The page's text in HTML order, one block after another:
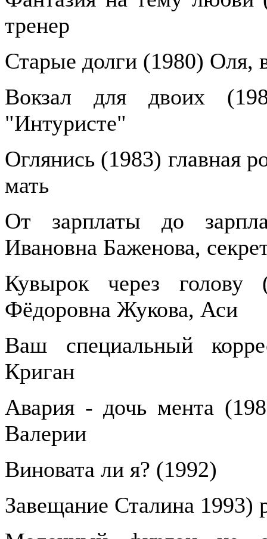
тренер
Старые долги (1980) Оля,
Вокзал для двоих
"Интуристе"
Оглянись (1983) главная
мать
От зарплаты до
Ивановна Баженова,
Кувырок через голову
Фёдоровна Жукова, Аси
Ваш специальный
Криган
Авария - дочь мента
Валерии
Виновата ли я? (1992)
Завещание Сталина 1993)